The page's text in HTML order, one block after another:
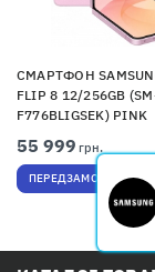
СМАРТФОН
FLIP 8 12/256GB
F776BLIGSEK) PINK
55 999 грн.
ПЕРЕДЗАМОВЛЕННЯ